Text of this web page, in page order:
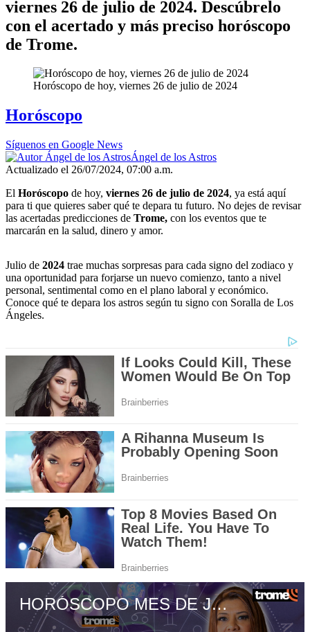
viernes 26 de julio de 2024. Descúbrelo
con el acertado y más preciso horóscopo
de Trome.
Horóscopo de hoy, viernes 26 de julio de 2024
Horóscopo
Síguenos en Google News
Ángel de los Astros
Actualizado el 26/07/2024, 07:00 a.m.
El Horóscopo de hoy, viernes 26 de julio de 2024, ya está aquí
para ti que quieres saber qué te depara tu futuro. No dejes de revisar
las acertadas predicciones de Trome, con los eventos que te
marcarán en la salud, dinero y amor.
Julio de 2024 trae muchas sorpresas para cada signo del zodiaco y
una oportunidad para forjarse un nuevo comienzo, tanto a nivel
personal, sentimental como en el plano laboral y económico.
Conoce qué te depara los astros según tu signo con Soralla de Los
Ángeles.
HORÓSCOPO MES DE JULIO: ¿Cómo le irá a cada SIGNO? PREDICCIONES con Soralla De Los Ángeles